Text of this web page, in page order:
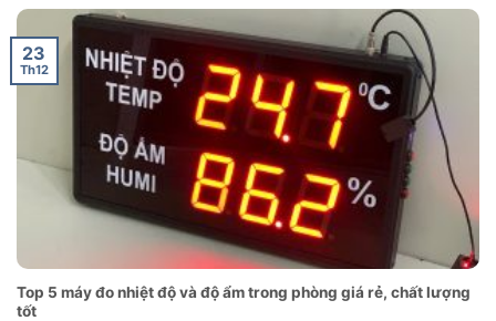
Top 5 máy đo nhiệt độ và độ ẩm trong phòng giá rẻ, chất lượng
tốt
23
Th12